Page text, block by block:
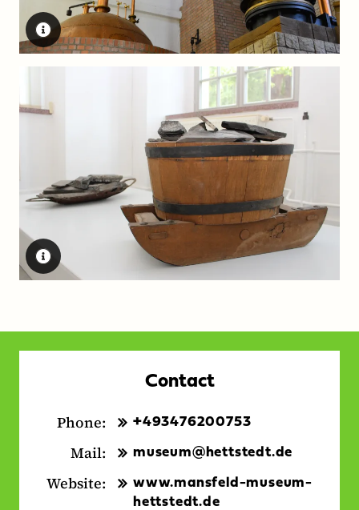
Contact
Phone: +493476200753
Mail: museum@hettstedt.de
Website:
www.mansfeld-museum-
hettstedt.de